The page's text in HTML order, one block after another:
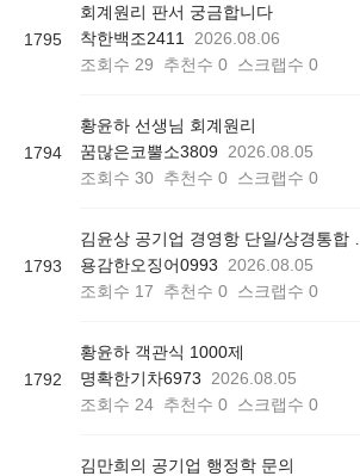
1795
회계원리 판서 궁금합니다
착한백조2411
2026.08.06
조회수 29 추천수 0 스크랩수 0
1794
황윤하 선생님 회계원리
꿈많은코뿔소3809
2026.08.05
조회수 30 추천수 0 스크랩수 0
1793
용감한오징어0993
2026.08.05
조회수 17 추천수 0 스크랩수 0
1792
황윤하 객관식 1000제
명확한기차6973
2026.08.05
조회수 24 추천수 0 스크랩수 0
김만희의 공기업 행정학 문의